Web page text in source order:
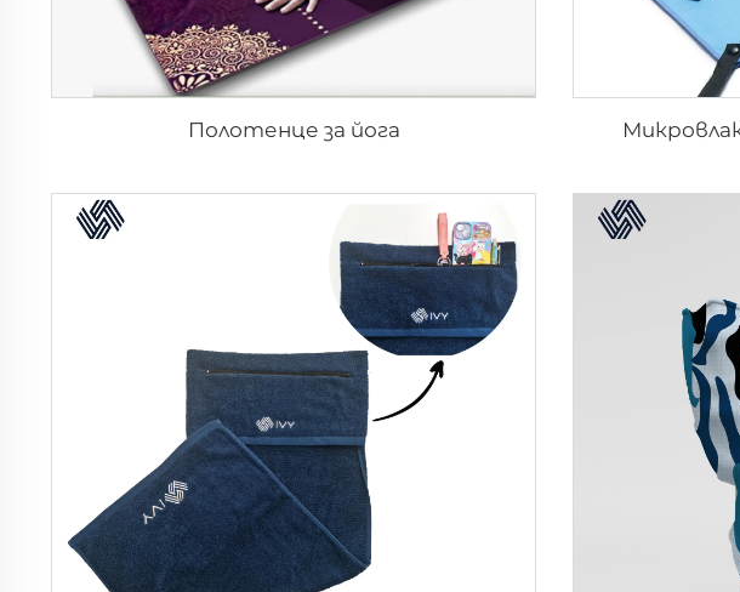
Полотенце за йога